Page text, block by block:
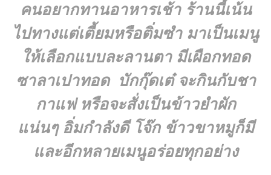
คนอยากทานอาหารเช้า ร้านนี้เน้น
ไปทางแต่เตี้ยมหรือติ่มซำ มาเป็นเมนู
ให้เลือกแบบละลานตา มีเผือกทอด
ซาลาเปาทอด บักกุ๊ดเต๋ จะกินกับชา
กาแฟ หรือจะสั่งเป็นข้าวยำผัก
แน่นๆ อิ่มกำลังดี โจ๊ก ข้าวขาหมูก็มี
และอีกหลายเมนูอร่อยทุกอย่าง